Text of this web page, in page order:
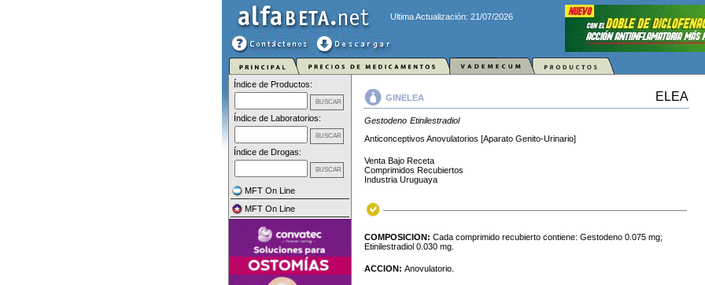
Ultima Actualización: 21/07/2026
Índice de Productos:
Índice de Laboratorios:
Índice de Drogas:
MFT On Line
MFT On Line
GINELEA ELEA
Gestodeno Etinilestradiol
Anticonceptivos Anovulatorios [Aparato Genito-Urinario]
Venta Bajo Receta
Comprimidos Recubiertos
Industria Uruguaya
COMPOSICION: Cada comprimido recubierto contiene: Gestodeno 0.075 mg;
Etinilestradiol 0.030 mg.
ACCION: Anovulatorio.